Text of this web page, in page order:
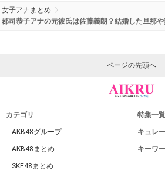
女子アナまとめ
郡司恭子アナの元彼氏は佐藤義朗？結婚した旦那
ページの先頭へ
カテゴリ
AKB48グループ
AKB48まとめ
SKE48まとめ
特集一覧
キュレ
キーワ